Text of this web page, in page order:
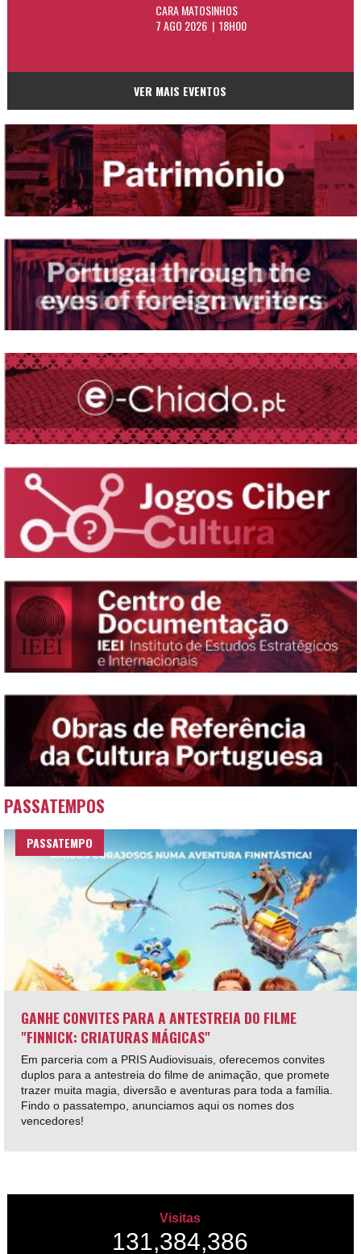
CARA MATOSINHOS
7 AGO 2026 | 18H00
VER MAIS EVENTOS
PASSATEMPOS
PASSATEMPO
GANHE CONVITES PARA A ANTESTREIA DO FILME
"FINNICK: CRIATURAS MÁGICAS"
Em parceria com a PRIS Audiovisuais, oferecemos convites
duplos para a antestreia do filme de animação, que promete
trazer muita magia, diversão e aventuras para toda a família.
Findo o passatempo, anunciamos aqui os nomes dos
vencedores!
Visitas
131,384,386